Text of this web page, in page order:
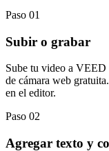
Paso 01
Subir o grabar
Sube tu video a VEED
de cámara web
en el editor.
Paso 02
Agregar texto y